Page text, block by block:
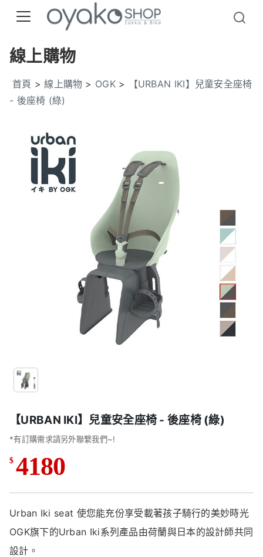
線上購物
首頁 >線上購物 > OGK >
【URBAN IKI】兒童安全座椅
- 後座椅 (綠)
【URBAN IKI】兒童安全座椅 - 後座椅 (綠)
*有訂購需求請另外聯繫我們~!
$ 4180
Urban Iki seat 使您能充份享受載著孩子騎行的美妙時光
OGK旗下的Urban Iki系列產品由荷蘭與日本的設計師共同
設計。